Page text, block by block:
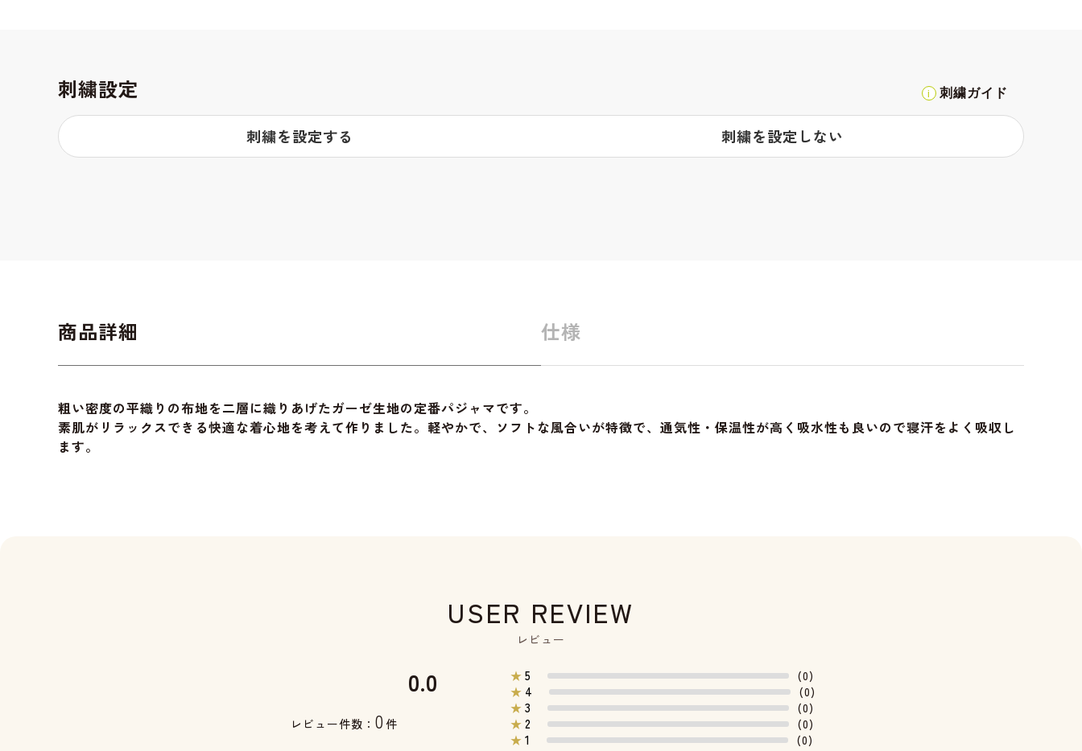
刺繍設定 刺繍ガイド
刺繍を設定する 刺繍を設定しない
商品詳細 仕様
粗い密度の平織りの布地を二層に織りあげたガーゼ生地の定番パジャマです。
素肌がリラックスできる快適な着心地を考えて作りました。軽やかで、ソフトな風合いが特徴で、通気性・保温性が高く吸水性も良いので寝汗をよく吸収し
ます。
USER REVIEW
レビュー
0.0
レビュー件数： 0 件
★ 5
(0)
★ 4
(0)
★ 3
(0)
★ 2
(0)
★ 1 (0)